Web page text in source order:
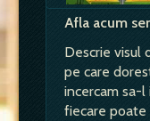
Afla acum
Descrie visul
pe care
incercam sa-
fiecare poate